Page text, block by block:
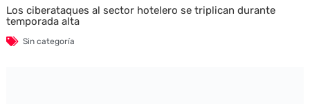
Los ciberataques al sector hotelero se triplican durante
temporada alta
Sin categoría